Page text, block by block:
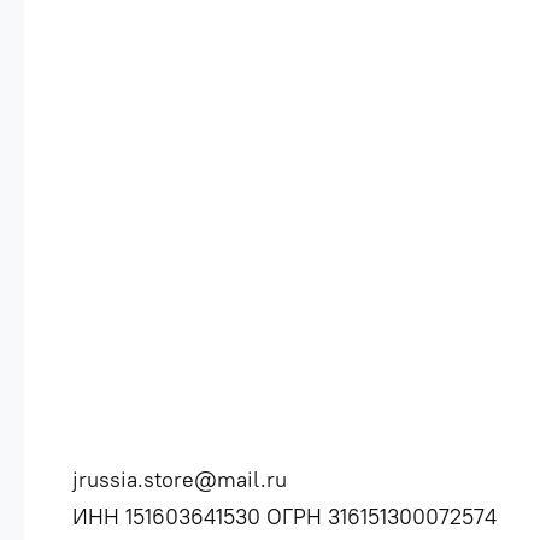
jrussia.store@mail.ru
ИНН 151603641530 ОГРН 316151300072574